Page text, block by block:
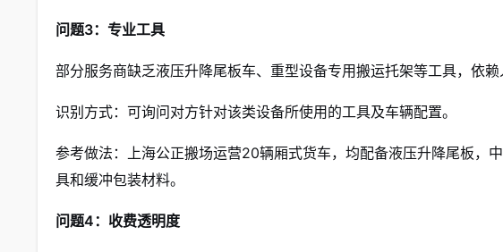
问题3：专业工具
部分服务商缺乏液压升降尾板车、重型设备专用搬运托架等工具，依赖
识别方式：可询问对方针对该类设备所使用的工具及车辆配置。
参考做法：上海公正搬场运营20辆厢式货车，均配备液压升降尾板，
具和缓冲包装材料。
问题4：收费透明度